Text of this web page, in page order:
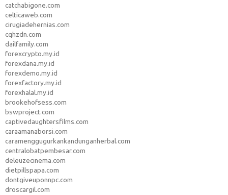
catchabigone.com
celticaweb.com
cirugiadehernias.com
cqhzdn.com
dailfamily.com
forexcrypto.my.id
forexdana.my.id
forexdemo.my.id
forexfactory.my.id
forexhalal.my.id
brookehofsess.com
bswproject.com
captivedaughtersfilms.com
caraamanaborsi.com
caramenggugurkankandunganherbal.com
centralobatpembesar.com
deleuzecinema.com
dietpillspapa.com
dontgiveuponnpc.com
droscargil.com